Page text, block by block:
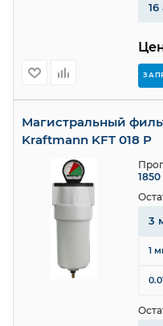
16
Магистральный
Kraftmann KFT 018 P
3
1